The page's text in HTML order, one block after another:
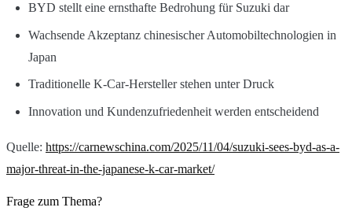
BYD stellt eine ernsthafte Bedrohung für Suzuki dar
Wachsende Akzeptanz chinesischer Automobiltechnologien in
Japan
Traditionelle K-Car-Hersteller stehen unter Druck
Innovation und Kundenzufriedenheit werden entscheidend
Quelle: https://carnewschina.com/2025/11/04/suzuki-sees-byd-as-a-
major-threat-in-the-japanese-k-car-market/
Frage zum Thema?